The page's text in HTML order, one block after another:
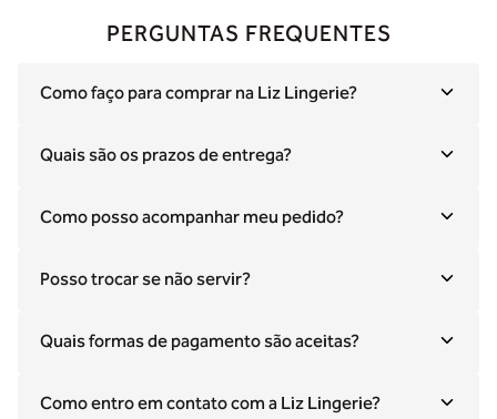
PERGUNTAS FREQUENTES
Como faço para comprar na Liz Lingerie?
Quais são os prazos de entrega?
Como posso acompanhar meu pedido?
Posso trocar se não servir?
Quais formas de pagamento são aceitas?
Como entro em contato com a Liz Lingerie?